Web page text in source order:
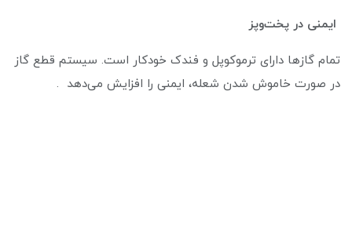
ایمنی در پخت‌وپز
تمام گازها دارای ترموکوپل و فندک خودکار است. سیستم قطع گاز
در صورت خاموش شدن شعله، ایمنی را افزایش می‌دهد .